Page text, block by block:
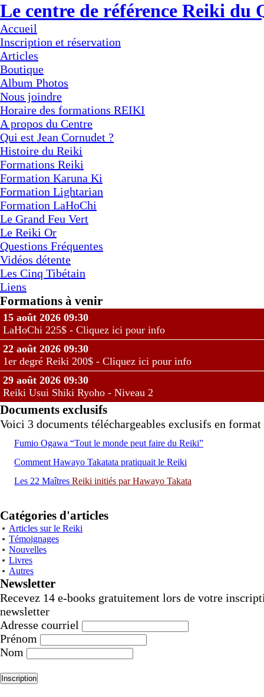
Le centre de référence Reiki du
Accueil
Inscription et réservation
Articles
Boutique
Album Photos
Nous joindre
Horaire des formations REIKI
A propos du Centre
Qui est Jean Cornudet ?
Histoire du Reiki
Formations Reiki
Formation Karuna Ki
Formation Lightarian
Formation LaHoChi
Le Grand Feu Vert
Le Reiki Or
Questions Fréquentes
Vidéos détente
Les Cinq Tibétain
Liens
Formations à venir
15 août 2026 09:30
LaHoChi 225$ - Cliquez ici pour info
22 août 2026 09:30
1er degré Reiki 200$ - Cliquez ici pour info
29 août 2026 09:30
Reiki Usui Shiki Ryoho - Niveau 2
Documents exclusifs
Voici 3 documents téléchargeables exclusifs en
Fumio Ogawa “Tout le monde peut faire du Reiki”
Comment Hawayo Takatata pratiquait le Reiki
Les 22 Maîtres Reiki initiés par Hawayo Takata
Catégories d'articles
Articles sur le Reiki
Témoignages
Nouvelles
Livres
Autres
Newsletter
Recevez 14 e-books gratuitement lors de votre
newsletter
Adresse courriel
Prénom
Nom